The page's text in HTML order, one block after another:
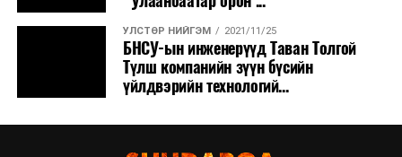
УЛСТӨР НИЙГЭМ 2021/11/25
БНСУ-ын инженерүүд Таван Толгой
Түлш компанийн зүүн бүсийн
үйлдвэрийн технологий...